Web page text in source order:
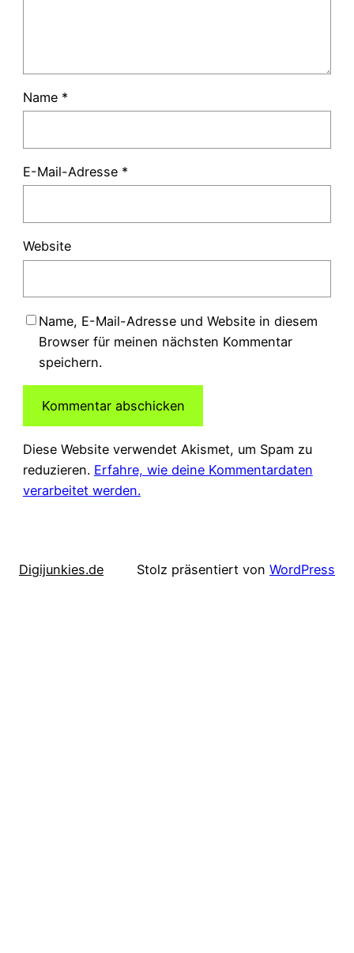
Name *
E-Mail-Adresse *
Website
Name, E-Mail-Adresse und Website in diesem
Browser für meinen nächsten Kommentar
speichern.
Diese Website verwendet Akismet, um Spam zu
reduzieren. Erfahre, wie deine Kommentardaten
verarbeitet werden.
Digijunkies.de Stolz präsentiert von WordPress